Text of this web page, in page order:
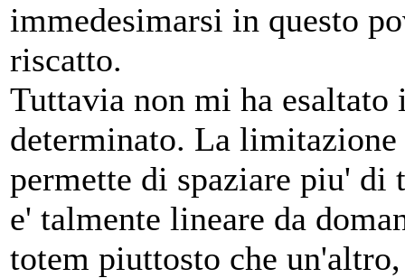
immedesimarsi in questo
riscatto.
Tuttavia non mi ha
determinato. La
permette di spaziare piu'
e' talmente lineare da
totem piuttosto che